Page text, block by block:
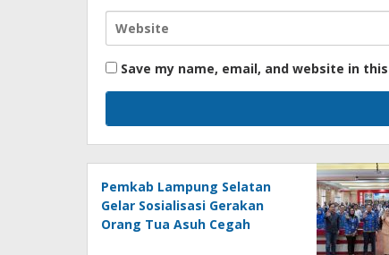
Save my name, email, and website in
Pemkab Lampung Selatan
Gelar Sosialisasi Gerakan
Orang Tua Asuh Cegah